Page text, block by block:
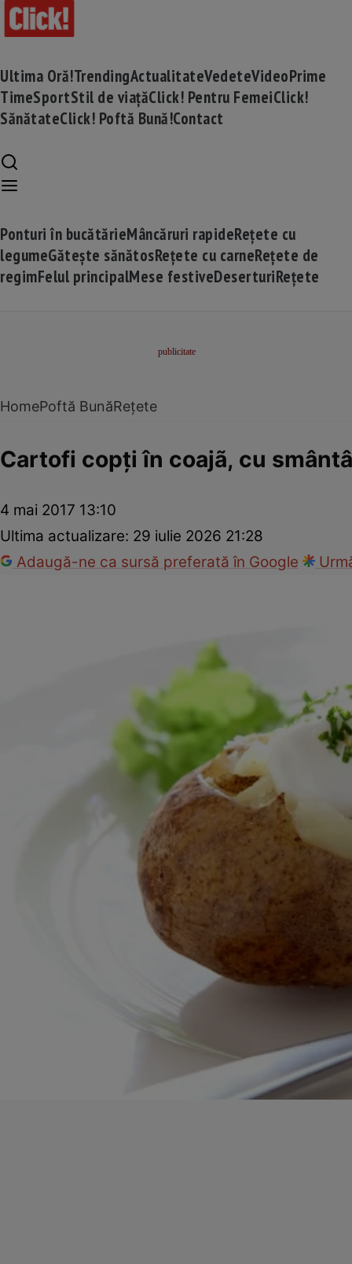
Ultima Oră!TrendingActualitateVedeteVideoPrime
TimeSportStil de viațăClick! Pentru FemeiClick!
SănătateClick! Poftă Bună!Contact
Ponturi în bucătărieMâncăruri rapideRețete cu
legumeGătește sănătosRețete cu carneRețete de
regimFelul principalMese festiveDeserturiRețete
HomePoftă BunăRețete
Cartofi copţi în coajã, cu
4 mai 2017 13:10
Ultima actualizare: 29 iulie 2026 21:28
Adaugă-ne ca sursă preferată în Google